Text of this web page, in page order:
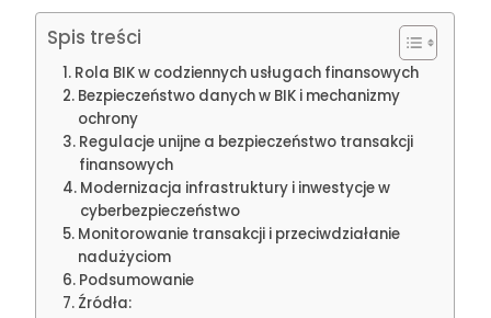
Spis treści
Rola BIK w codziennych usługach finansowych
Bezpieczeństwo danych w BIK i mechanizmy
ochrony
Regulacje unijne a bezpieczeństwo transakcji
finansowych
Modernizacja infrastruktury i inwestycje w
cyberbezpieczeństwo
Monitorowanie transakcji i przeciwdziałanie
nadużyciom
Podsumowanie
Źródła: